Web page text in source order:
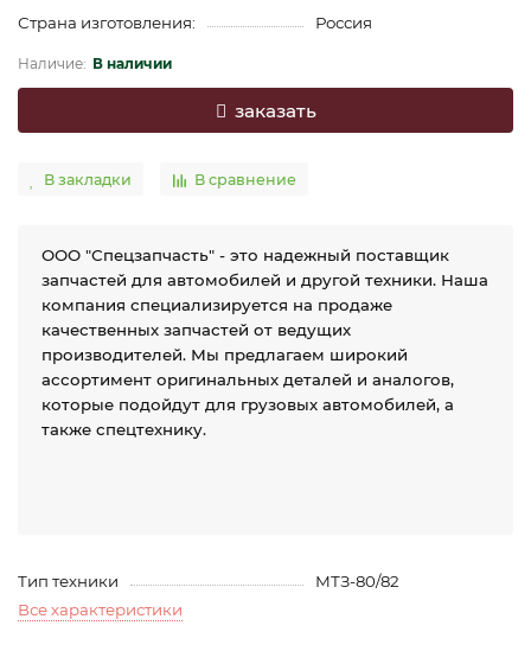
Страна изготовления: Россия
В наличии
заказать
В закладки В сравнение
ООО "Спецзапчасть" - это надежный поставщик
запчастей для автомобилей и другой техники. Наша
компания специализируется на продаже
качественных запчастей от ведущих
производителей. Мы предлагаем широкий
ассортимент оригинальных деталей и аналогов,
которые подойдут для грузовых автомобилей, а
также спецтехнику.
Тип техники
МТЗ-80/82
Все характеристики